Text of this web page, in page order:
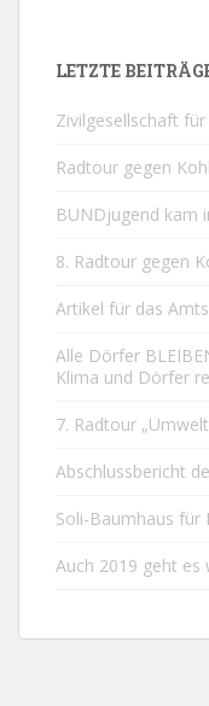
LETZTE
Zivilgesellschaft
Radtour gegen
BUNDjugend kam
8. Radtour gegen
Artikel für das
Alle Dörfer
Klima und Dörfer
7. Radtour
Abschlussbericht
Soli-Baumhaus für
Auch 2019 geht es